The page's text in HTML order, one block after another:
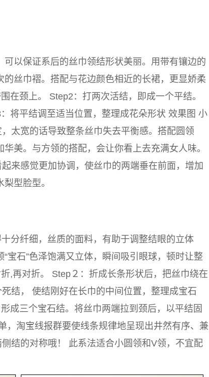
以保证系后的丝巾领结形状美丽。用带有镶边的
丝巾褶。搭配与花边颜色相近的长裙，更显娇柔
在颈上。 Step2：打两次活结，即成一个平结。
将平结调至适当位置，整理成花朵形状 效果图 小
太宽的话导致整条丝巾失去平衡感。搭配圆领
美。与方领的搭配，会让你看上去充满女人味。
来感觉更加协调，使丝巾的两端垂在前面，增加
型脸型。
分纤细，丝质的面料，有助于调整结眼的立体
宝石”色泽饱满又立体，瞬间吸引眼球，顿时让整
,再对折。 Step２：折成长条形状后，把丝巾绕在
结， 使结刚好在长巾的中间位置，整理成宝石
成三个宝石结。将丝巾两端拉到颈后，以平结固
，淘宝线报群要使线条规律地呈现出井然有序、兼
结的对称哦！ 此系法适合小圆领和V领，不宜配